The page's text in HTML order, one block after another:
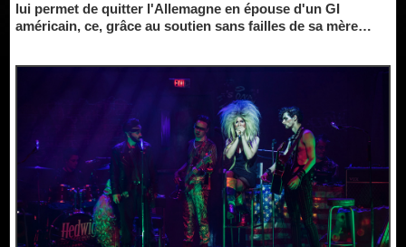
lui permet de quitter l'Allemagne en épouse d'un GI
américain, ce, grâce au soutien sans failles de sa mère…